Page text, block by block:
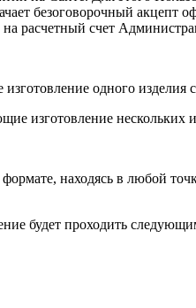
безоговорочный
расчетный счет
одного
изготовление
находясь в любой
будет проходить